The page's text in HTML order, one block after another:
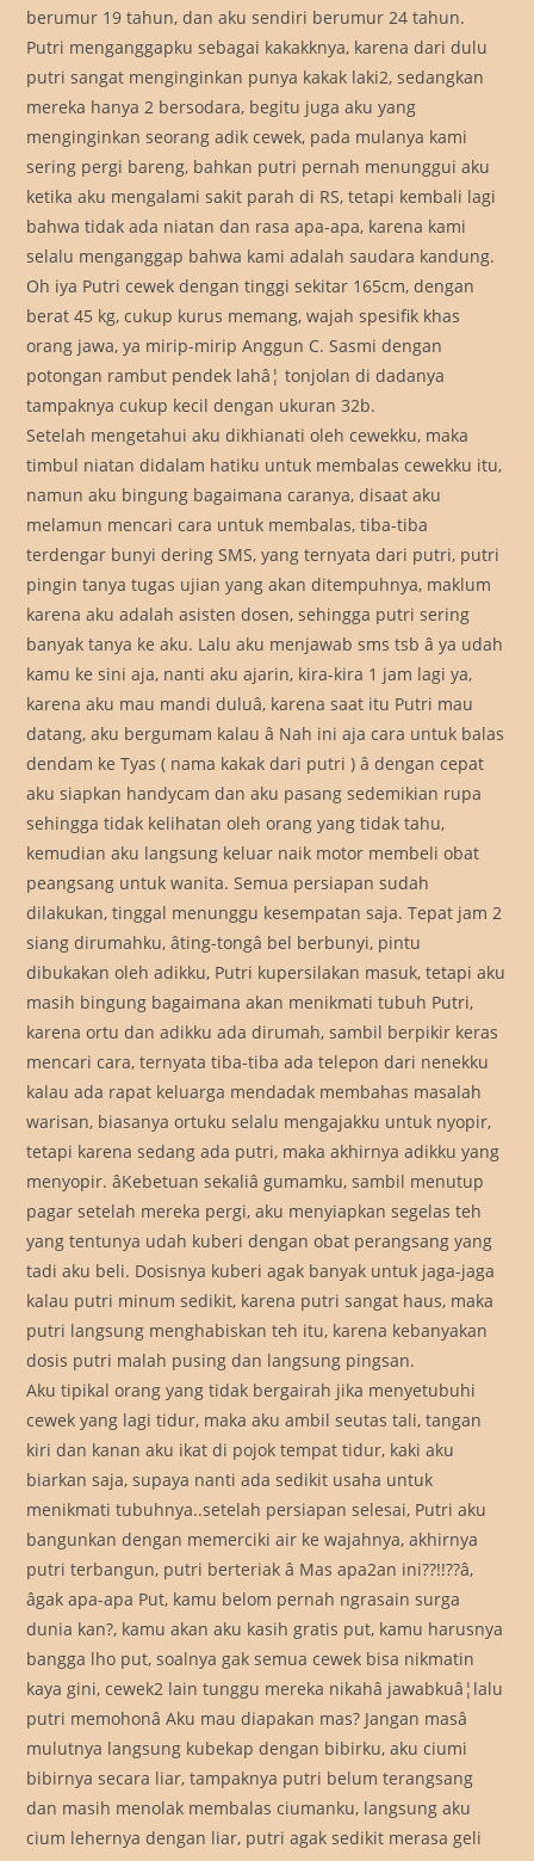
berumur 19 tahun, dan aku sendiri berumur 24 tahun.
Putri menganggapku sebagai kakakknya, karena dari dulu
putri sangat menginginkan punya kakak laki2, sedangkan
mereka hanya 2 bersodara, begitu juga aku yang
menginginkan seorang adik cewek, pada mulanya kami
sering pergi bareng, bahkan putri pernah menunggui aku
ketika aku mengalami sakit parah di RS, tetapi kembali lagi
bahwa tidak ada niatan dan rasa apa-apa, karena kami
selalu menganggap bahwa kami adalah saudara kandung.
Oh iya Putri cewek dengan tinggi sekitar 165cm, dengan
berat 45 kg, cukup kurus memang, wajah spesifik khas
orang jawa, ya mirip-mirip Anggun C. Sasmi dengan
potongan rambut pendek lahâ¦ tonjolan di dadanya
tampaknya cukup kecil dengan ukuran 32b.
Setelah mengetahui aku dikhianati oleh cewekku, maka
timbul niatan didalam hatiku untuk membalas cewekku itu,
namun aku bingung bagaimana caranya, disaat aku
melamun mencari cara untuk membalas, tiba-tiba
terdengar bunyi dering SMS, yang ternyata dari putri, putri
pingin tanya tugas ujian yang akan ditempuhnya, maklum
karena aku adalah asisten dosen, sehingga putri sering
banyak tanya ke aku. Lalu aku menjawab sms tsb â ya udah
kamu ke sini aja, nanti aku ajarin, kira-kira 1 jam lagi ya,
karena aku mau mandi duluâ, karena saat itu Putri mau
datang, aku bergumam kalau â Nah ini aja cara untuk balas
dendam ke Tyas ( nama kakak dari putri ) â dengan cepat
aku siapkan handycam dan aku pasang sedemikian rupa
sehingga tidak kelihatan oleh orang yang tidak tahu,
kemudian aku langsung keluar naik motor membeli obat
peangsang untuk wanita. Semua persiapan sudah
dilakukan, tinggal menunggu kesempatan saja. Tepat jam 2
siang dirumahku, âting-tongâ bel berbunyi, pintu
dibukakan oleh adikku, Putri kupersilakan masuk, tetapi aku
masih bingung bagaimana akan menikmati tubuh Putri,
karena ortu dan adikku ada dirumah, sambil berpikir keras
mencari cara, ternyata tiba-tiba ada telepon dari nenekku
kalau ada rapat keluarga mendadak membahas masalah
warisan, biasanya ortuku selalu mengajakku untuk nyopir,
tetapi karena sedang ada putri, maka akhirnya adikku yang
menyopir. âKebetuan sekaliâ gumamku, sambil menutup
pagar setelah mereka pergi, aku menyiapkan segelas teh
yang tentunya udah kuberi dengan obat perangsang yang
tadi aku beli. Dosisnya kuberi agak banyak untuk jaga-jaga
kalau putri minum sedikit, karena putri sangat haus, maka
putri langsung menghabiskan teh itu, karena kebanyakan
dosis putri malah pusing dan langsung pingsan.
Aku tipikal orang yang tidak bergairah jika menyetubuhi
cewek yang lagi tidur, maka aku ambil seutas tali, tangan
kiri dan kanan aku ikat di pojok tempat tidur, kaki aku
biarkan saja, supaya nanti ada sedikit usaha untuk
menikmati tubuhnya..setelah persiapan selesai, Putri aku
bangunkan dengan memerciki air ke wajahnya, akhirnya
putri terbangun, putri berteriak â Mas apa2an ini??!!??â,
âgak apa-apa Put, kamu belom pernah ngrasain surga
dunia kan?, kamu akan aku kasih gratis put, kamu harusnya
bangga lho put, soalnya gak semua cewek bisa nikmatin
kaya gini, cewek2 lain tunggu mereka nikahâ jawabkuâ¦lalu
putri memohonâ Aku mau diapakan mas? Jangan masâ
mulutnya langsung kubekap dengan bibirku, aku ciumi
bibirnya secara liar, tampaknya putri belum terangsang
dan masih menolak membalas ciumanku, langsung aku
cium lehernya dengan liar, putri agak sedikit merasa geli